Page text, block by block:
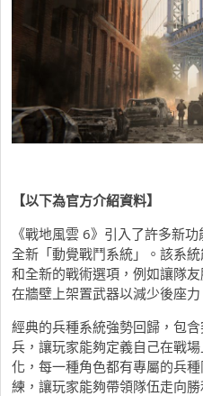
【以下為官方介紹資料】
《戰地風雲 6》引入了許多新功
全新「動覺戰鬥系統」。 該系
和全新的戰術選項， 例如讓隊友
在牆壁上架置武器以減少後座力
經典的兵種系統強勢回歸，包
兵， 讓玩家能夠定義自己在戰
化， 每一種角色都有專屬的兵
練， 讓玩家能夠帶領隊伍走向勝